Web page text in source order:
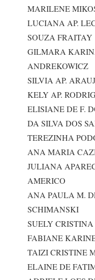
MARILENE
LUCIANA AP.
SOUZA FRAITAY
GILMARA
ANDREKOWICZ
SILVIA AP.
KELY AP.
ELISIANE DE F.
DA SILVA DOS
TEREZINHA
ANA MARIA
JULIANA
AMERICO
ANA PAULA M.
SCHIMANSKI
SUELY
FABIANE
TAIZI CRISTINE
ELAINE DE